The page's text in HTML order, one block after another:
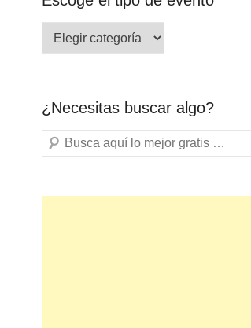
¿Necesitas buscar algo?
Buscar